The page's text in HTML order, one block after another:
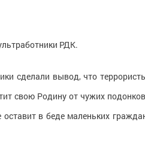
РДК.
сделали вывод, что
свою Родину от чужих
в беде маленьких